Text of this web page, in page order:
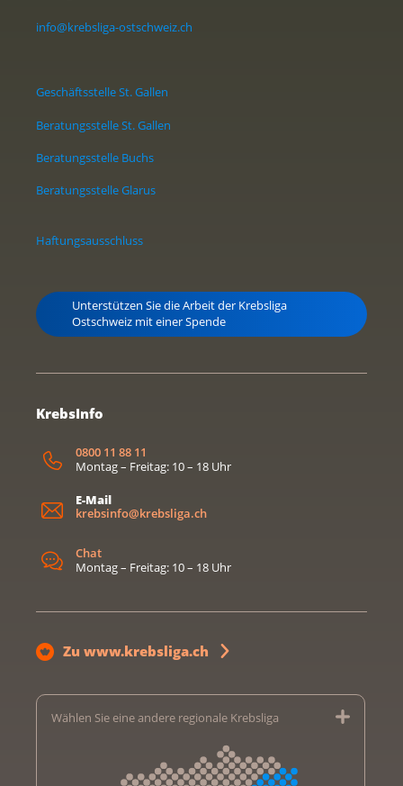
info@krebsliga-ostschweiz.ch
Geschäftsstelle St. Gallen
Beratungsstelle St. Gallen
Beratungsstelle Buchs
Beratungsstelle Glarus
Haftungsausschluss
Unterstützen Sie die Arbeit der Krebsliga
Ostschweiz mit einer Spende
KrebsInfo
0800 11 88 11
Montag – Freitag: 10 – 18 Uhr
E-Mail
krebsinfo@krebsliga.ch
Chat
Montag – Freitag: 10 – 18 Uhr
Zu www.krebsliga.ch
Wählen Sie eine andere regionale Krebsliga